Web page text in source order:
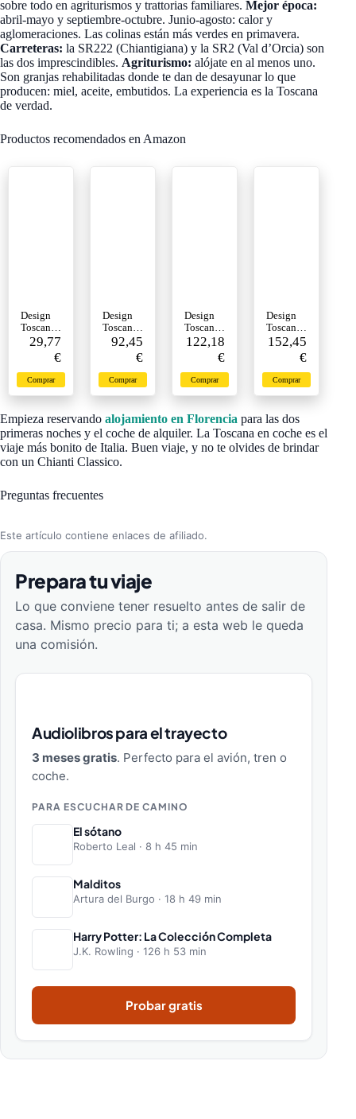
sobre todo en agriturismos y trattorias familiares. Mejor época:
abril-mayo y septiembre-octubre. Junio-agosto: calor y
aglomeraciones. Las colinas están más verdes en primavera.
Carreteras: la SR222 (Chiantigiana) y la SR2 (Val d’Orcia) son
las dos imprescindibles. Agriturismo: alójate en al menos uno.
Son granjas rehabilitadas donde te dan de desayunar lo que
producen: miel, aceite, embutidos. La experiencia es la Toscana
de verdad.
Productos recomendados en Amazon
Design
Toscano
PD0093 -
Figurín
jardín
29,77
€
Comprar
Design
Toscano
NG3278
para
jardín
92,45
€
Comprar
Design
Toscano
KY356 -
Figurín
jardín
122,18
€
Comprar
Design
Toscano
VG5543
para
jardín
152,45
€
Comprar
Empieza reservando alojamiento en Florencia para las dos
primeras noches y el coche de alquiler. La Toscana en coche es el
viaje más bonito de Italia. Buen viaje, y no te olvides de brindar
con un Chianti Classico.
Preguntas frecuentes
Este artículo contiene enlaces de afiliado.
Prepara tu viaje
Lo que conviene tener resuelto antes de salir de
casa. Mismo precio para ti; a esta web le queda
una comisión.
Audiolibros para el trayecto
3 meses gratis. Perfecto para el avión, tren o
coche.
PARA ESCUCHAR DE CAMINO
El sótano
Roberto Leal · 8 h 45 min
Malditos
Artura del Burgo · 18 h 49 min
Harry Potter: La Colección Completa
J.K. Rowling · 126 h 53 min
Probar gratis